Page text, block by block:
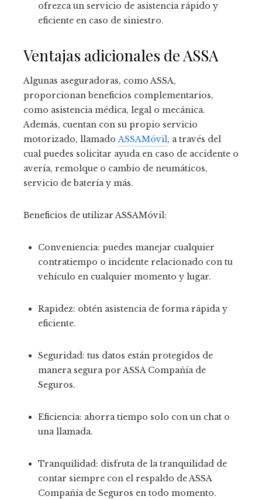
ofrezca un servicio de asistencia rápido y
eficiente en caso de siniestro.
Ventajas adicionales de ASSA
Algunas aseguradoras, como ASSA,
proporcionan beneficios complementarios,
como asistencia médica, legal o mecánica.
Además, cuentan con su propio servicio
motorizado, llamadoASSAMóvil, a través del
cual puedes solicitar ayuda en caso de accidente o
avería, remolque o cambio de neumáticos,
servicio de batería y más.
Beneficios de utilizar ASSAMóvil:
Conveniencia: puedes manejar cualquier
contratiempo o incidente relacionado con tu
vehículo en cualquier momento y lugar.
Rapidez: obtén asistencia de forma rápida y
eficiente.
Seguridad: tus datos están protegidos de
manera segura por ASSA Compañía de
Seguros.
Eficiencia: ahorra tiempo solo con un chat o
una llamada.
Tranquilidad: disfruta de la tranquilidad de
contar siempre con el respaldo de ASSA
Compañía de Seguros en todo momento.